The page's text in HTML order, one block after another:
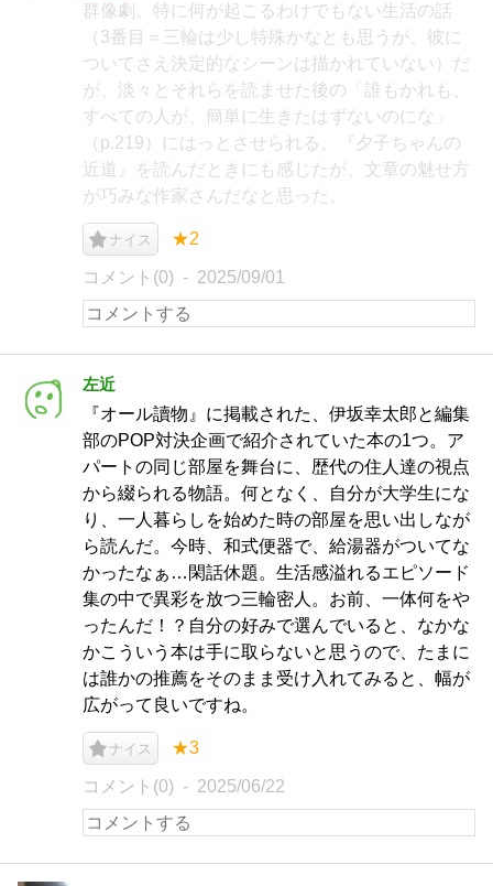
群像劇。特に何が起こるわけでもない生活の話
（3番目＝三輪は少し特殊かなとも思うが、彼に
ついてさえ決定的なシーンは描かれていない）だ
が、淡々とそれらを読ませた後の「誰もかれも、
すべての人が、簡単に生きたはずないのにな」
（p.219）にはっとさせられる。『夕子ちゃんの
近道』を読んだときにも感じたが、文章の魅せ方
が巧みな作家さんだなと思った。
ナイス ★2
コメント(0) 2025/09/01
左近
『オール讀物』に掲載された、伊坂幸太郎と編集
部のPOP対決企画で紹介されていた本の1つ。ア
パートの同じ部屋を舞台に、歴代の住人達の視点
から綴られる物語。何となく、自分が大学生にな
り、一人暮らしを始めた時の部屋を思い出しなが
ら読んだ。今時、和式便器で、給湯器がついてな
かったなぁ…閑話休題。生活感溢れるエピソード
集の中で異彩を放つ三輪密人。お前、一体何をや
ったんだ！？自分の好みで選んでいると、なかな
かこういう本は手に取らないと思うので、たまに
は誰かの推薦をそのまま受け入れてみると、幅が
広がって良いですね。
ナイス ★3
コメント(0) 2025/06/22